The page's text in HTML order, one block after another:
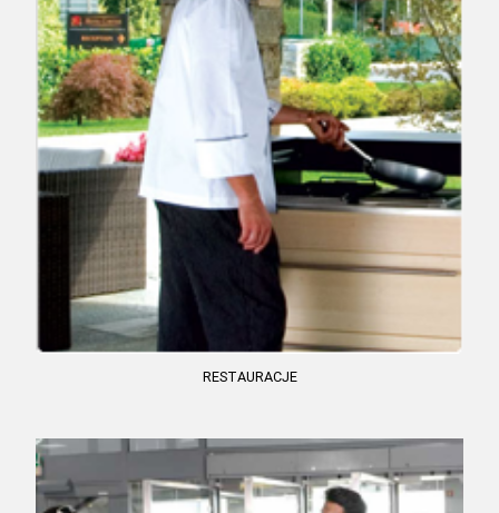
RESTAURACJE